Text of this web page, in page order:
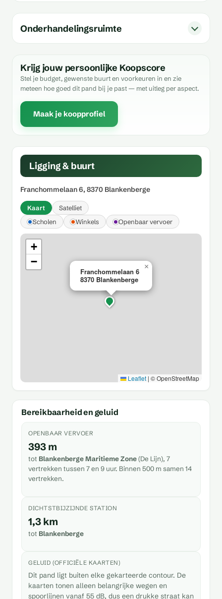
Onderhandelingsruimte
Krijg jouw persoonlijke Koopscore
Stel je budget, gewenste buurt en voorkeuren in en zie
meteen hoe goed dit pand bij je past — met uitleg per aspect.
Maak je koopprofiel
Ligging & buurt
Franchommelaan 6, 8370 Blankenberge
Kaart
Satelliet
Scholen
Winkels Openbaar vervoer
Franchommelaan 6
8370 Blankenberge
×
+
−
Leaflet | © OpenStreetMap
Bereikbaarheid en geluid
OPENBAAR VERVOER
393 m
tot Blankenberge Maritieme Zone(De Lijn), 7
vertrekken tussen 7 en 9 uur. Binnen 500 m samen 14
vertrekken.
DICHTSTBIJZIJNDE STATION
1,3 km
tot Blankenberge
GELUID (OFFICIËLE KAARTEN)
Dit pand ligt buiten elke gekarteerde contour. De
kaarten tonen alleen belangrijke wegen en
spoorlijnen vanaf 55 dB, dus een drukke straat kan